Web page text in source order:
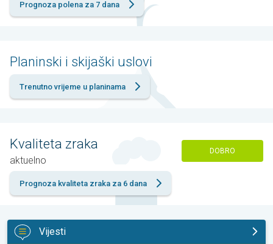
Prognoza polena za 7 dana
Planinski i skijaški uslovi
Trenutno vrijeme u planinama
Kvaliteta zraka
aktuelno
DOBRO
Prognoza kvaliteta zraka za 6 dana
Vijesti